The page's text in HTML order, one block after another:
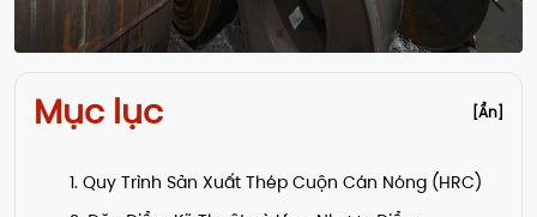
Mục lục [Ẩn]
1. Quy Trình Sản Xuất Thép Cuộn Cán Nóng (HRC)